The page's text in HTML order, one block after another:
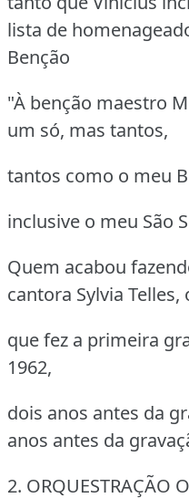
lista de
Benção
"À benção maestro
um só, mas tantos,
tantos como o meu
inclusive o meu São
Quem acabou
cantora Sylvia
que fez a primeira
1962,
dois anos antes da
anos antes da
2. ORQUESTRAÇÃO